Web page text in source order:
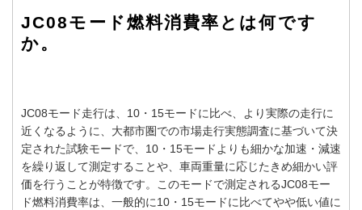
JC08モード燃料消費率とは何です
か。
JC08モード走行は、10・15モードに比べ、より実際の走行に
近くなるように、大都市圏での市場走行実態調査に基づいて決
定された試験モードで、10・15モードよりも細かな加速・減速
を繰り返して測定することや、車両重量に応じたきめ細かい評
価を行うことが特徴です。このモードで測定されるJC08モー
ド燃料消費率は、一般的に10・15モードに比べてやや低い値に